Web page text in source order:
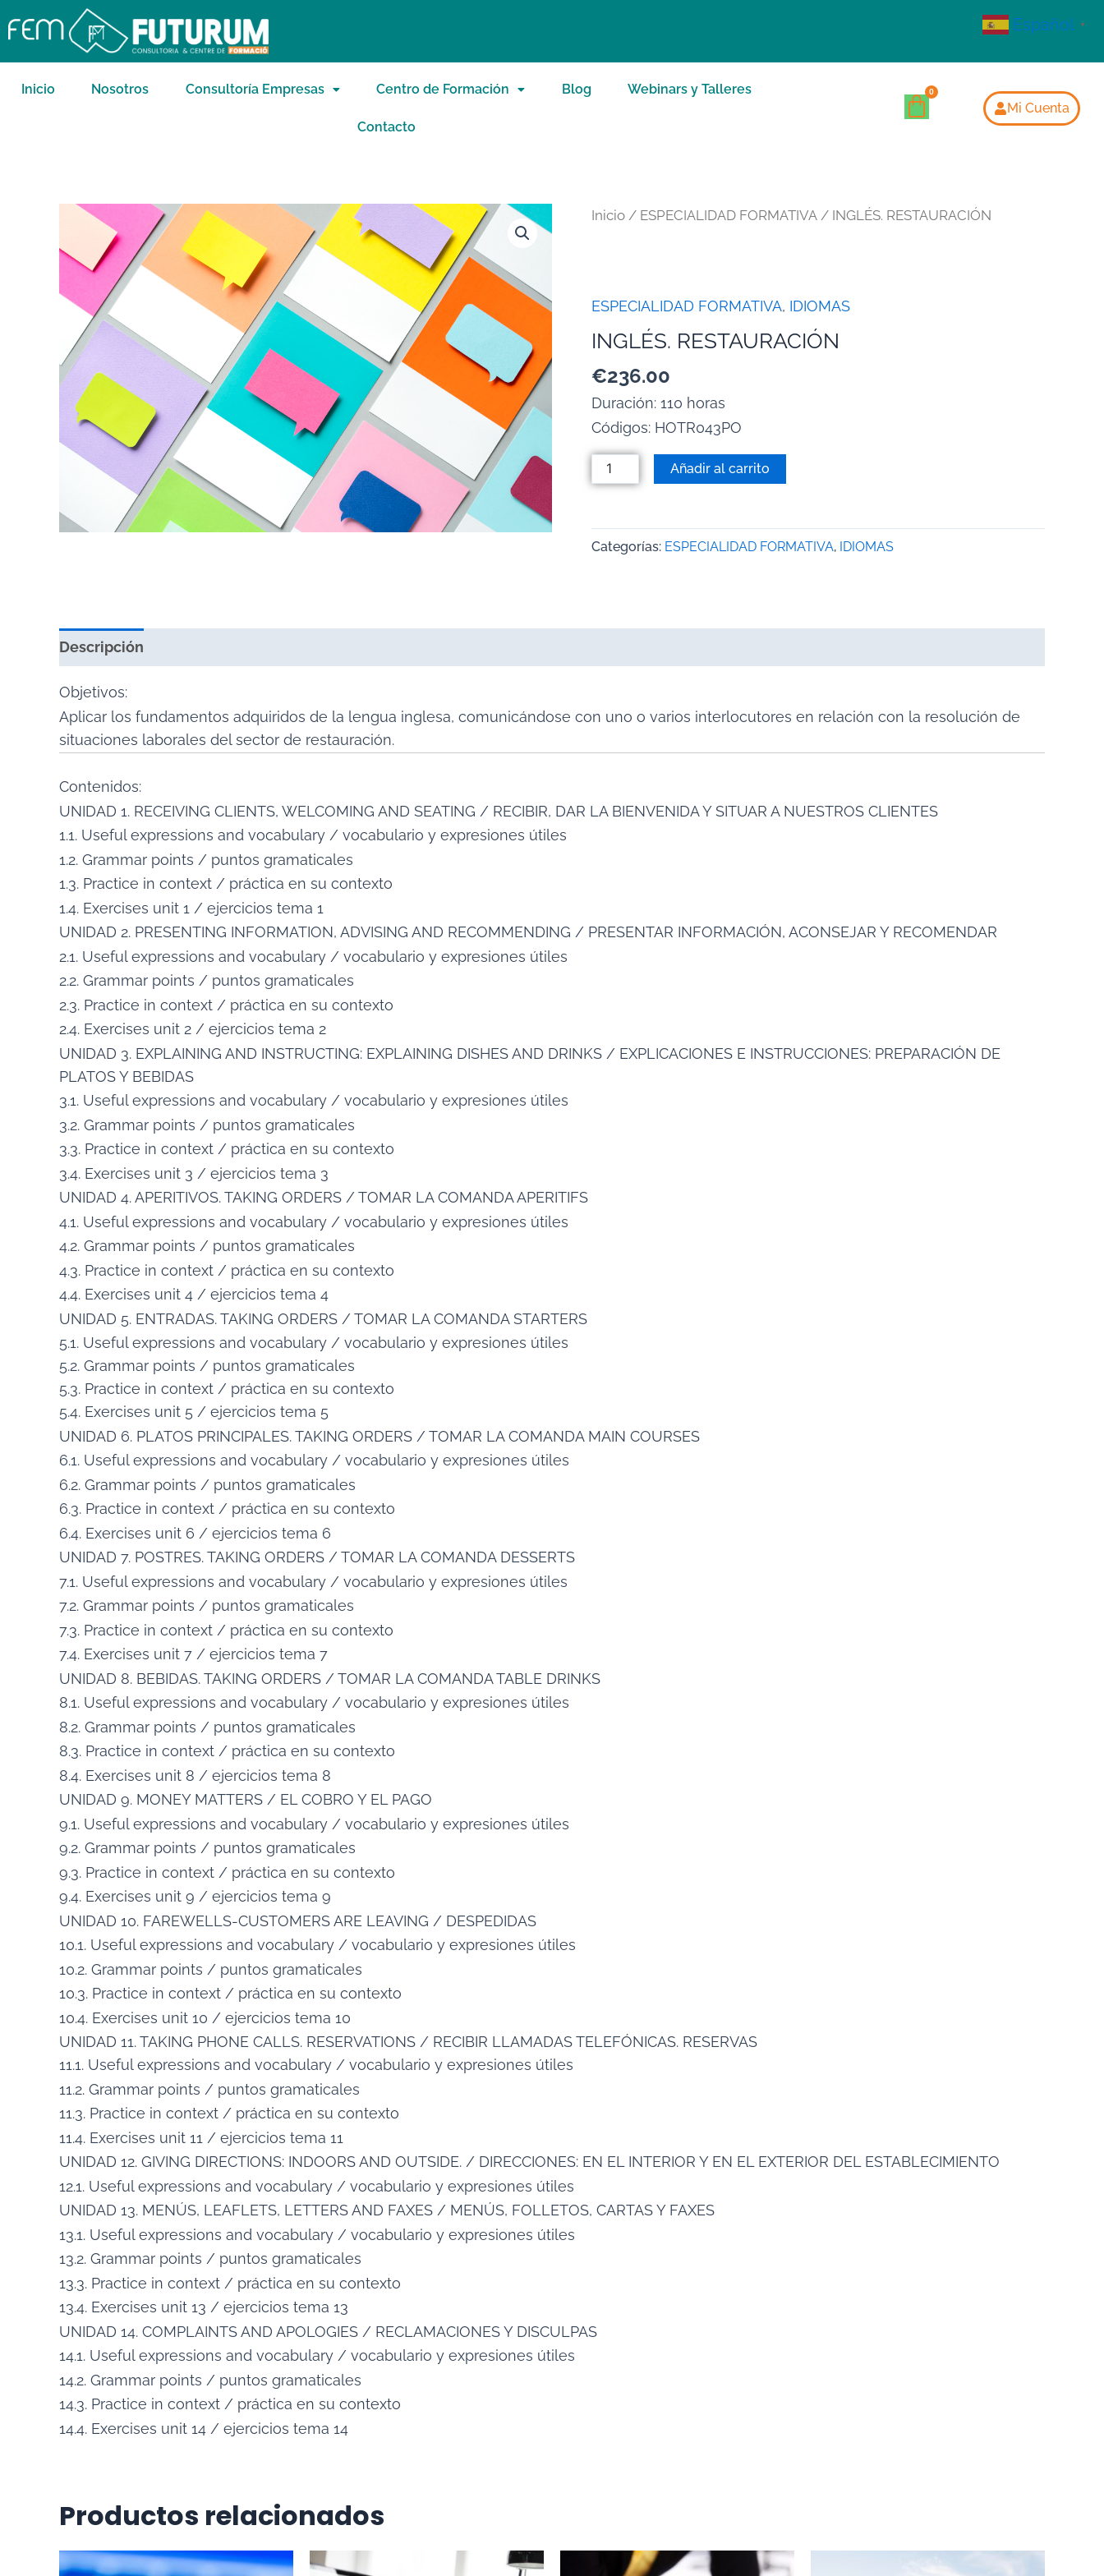
Inicio Nosotros Consultoría Empresas Centro de Formación Blog Webinars y Talleres
Contacto
Mi Cuenta
Inicio / ESPECIALIDAD FORMATIVA / INGLÉS. RESTAURACIÓN
ESPECIALIDAD FORMATIVA, IDIOMAS
INGLÉS. RESTAURACIÓN
€236.00
Duración: 110 horas
Códigos: HOTR043PO
Añadir al carrito
Categorías: ESPECIALIDAD FORMATIVA, IDIOMAS
Descripción
Objetivos:
Aplicar los fundamentos adquiridos de la lengua inglesa, comunicándose con uno o varios interlocutores en relación con la resolución de
situaciones laborales del sector de restauración.
Contenidos:
UNIDAD 1. RECEIVING CLIENTS, WELCOMING AND SEATING / RECIBIR, DAR LA BIENVENIDA Y SITUAR A NUESTROS CLIENTES
1.1. Useful expressions and vocabulary / vocabulario y expresiones útiles
1.2. Grammar points / puntos gramaticales
1.3. Practice in context / práctica en su contexto
1.4. Exercises unit 1 / ejercicios tema 1
UNIDAD 2. PRESENTING INFORMATION, ADVISING AND RECOMMENDING / PRESENTAR INFORMACIÓN, ACONSEJAR Y RECOMENDAR
2.1. Useful expressions and vocabulary / vocabulario y expresiones útiles
2.2. Grammar points / puntos gramaticales
2.3. Practice in context / práctica en su contexto
2.4. Exercises unit 2 / ejercicios tema 2
UNIDAD 3. EXPLAINING AND INSTRUCTING: EXPLAINING DISHES AND DRINKS / EXPLICACIONES E INSTRUCCIONES: PREPARACIÓN DE
PLATOS Y BEBIDAS
3.1. Useful expressions and vocabulary / vocabulario y expresiones útiles
3.2. Grammar points / puntos gramaticales
3.3. Practice in context / práctica en su contexto
3.4. Exercises unit 3 / ejercicios tema 3
UNIDAD 4. APERITIVOS. TAKING ORDERS / TOMAR LA COMANDA APERITIFS
4.1. Useful expressions and vocabulary / vocabulario y expresiones útiles
4.2. Grammar points / puntos gramaticales
4.3. Practice in context / práctica en su contexto
4.4. Exercises unit 4 / ejercicios tema 4
UNIDAD 5. ENTRADAS. TAKING ORDERS / TOMAR LA COMANDA STARTERS
5.1. Useful expressions and vocabulary / vocabulario y expresiones útiles
5.2. Grammar points / puntos gramaticales
5.3. Practice in context / práctica en su contexto
5.4. Exercises unit 5 / ejercicios tema 5
UNIDAD 6. PLATOS PRINCIPALES. TAKING ORDERS / TOMAR LA COMANDA MAIN COURSES
6.1. Useful expressions and vocabulary / vocabulario y expresiones útiles
6.2. Grammar points / puntos gramaticales
6.3. Practice in context / práctica en su contexto
6.4. Exercises unit 6 / ejercicios tema 6
UNIDAD 7. POSTRES. TAKING ORDERS / TOMAR LA COMANDA DESSERTS
7.1. Useful expressions and vocabulary / vocabulario y expresiones útiles
7.2. Grammar points / puntos gramaticales
7.3. Practice in context / práctica en su contexto
7.4. Exercises unit 7 / ejercicios tema 7
UNIDAD 8. BEBIDAS. TAKING ORDERS / TOMAR LA COMANDA TABLE DRINKS
8.1. Useful expressions and vocabulary / vocabulario y expresiones útiles
8.2. Grammar points / puntos gramaticales
8.3. Practice in context / práctica en su contexto
8.4. Exercises unit 8 / ejercicios tema 8
UNIDAD 9. MONEY MATTERS / EL COBRO Y EL PAGO
9.1. Useful expressions and vocabulary / vocabulario y expresiones útiles
9.2. Grammar points / puntos gramaticales
9.3. Practice in context / práctica en su contexto
9.4. Exercises unit 9 / ejercicios tema 9
UNIDAD 10. FAREWELLS-CUSTOMERS ARE LEAVING / DESPEDIDAS
10.1. Useful expressions and vocabulary / vocabulario y expresiones útiles
10.2. Grammar points / puntos gramaticales
10.3. Practice in context / práctica en su contexto
10.4. Exercises unit 10 / ejercicios tema 10
UNIDAD 11. TAKING PHONE CALLS. RESERVATIONS / RECIBIR LLAMADAS TELEFÓNICAS. RESERVAS
11.1. Useful expressions and vocabulary / vocabulario y expresiones útiles
11.2. Grammar points / puntos gramaticales
11.3. Practice in context / práctica en su contexto
11.4. Exercises unit 11 / ejercicios tema 11
UNIDAD 12. GIVING DIRECTIONS: INDOORS AND OUTSIDE. / DIRECCIONES: EN EL INTERIOR Y EN EL EXTERIOR DEL ESTABLECIMIENTO
12.1. Useful expressions and vocabulary / vocabulario y expresiones útiles
UNIDAD 13. MENÚS, LEAFLETS, LETTERS AND FAXES / MENÚS, FOLLETOS, CARTAS Y FAXES
13.1. Useful expressions and vocabulary / vocabulario y expresiones útiles
13.2. Grammar points / puntos gramaticales
13.3. Practice in context / práctica en su contexto
13.4. Exercises unit 13 / ejercicios tema 13
UNIDAD 14. COMPLAINTS AND APOLOGIES / RECLAMACIONES Y DISCULPAS
14.1. Useful expressions and vocabulary / vocabulario y expresiones útiles
14.2. Grammar points / puntos gramaticales
14.3. Practice in context / práctica en su contexto
14.4. Exercises unit 14 / ejercicios tema 14
Productos relacionados
Español ▼